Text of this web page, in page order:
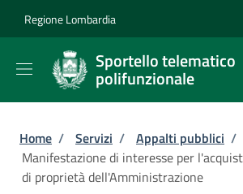
Regione Lombardia
Sportello telematico
polifunzionale
Briciole di pane
Home / Servizi / Appalti pubblici /
Manifestazione di interesse per
di proprietà dell'Amministrazione